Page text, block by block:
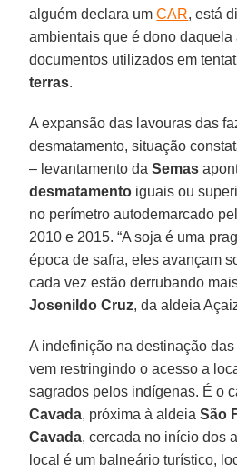
alguém declara umCAR, está
ambientais que é dono daquela
documentos utilizados em
terras.
A expansão das lavouras das
desmatamento, situação
– levantamento daSemas
desmatamento iguais ou
no perímetro autodemarcado
2010 e 2015. “A soja é uma
época de safra, eles avançam
cada vez estão derrubando
Josenildo Cruz, da aldeia
A indefinição na destinação
vem restringindo o acesso a
sagrados pelos indígenas. É o
Cavada, próxima à aldeiaSão
Cavada, cercada no início dos
local é um balneário turístico,